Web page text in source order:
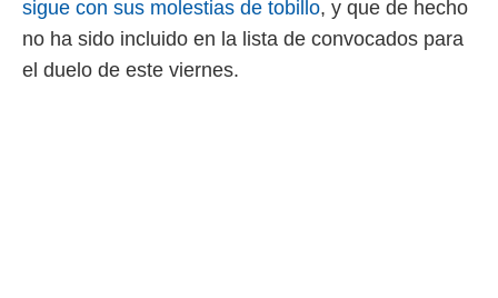
sigue con sus molestias de tobillo, y que de hecho
no ha sido incluido en la lista de convocados para
el duelo de este viernes.